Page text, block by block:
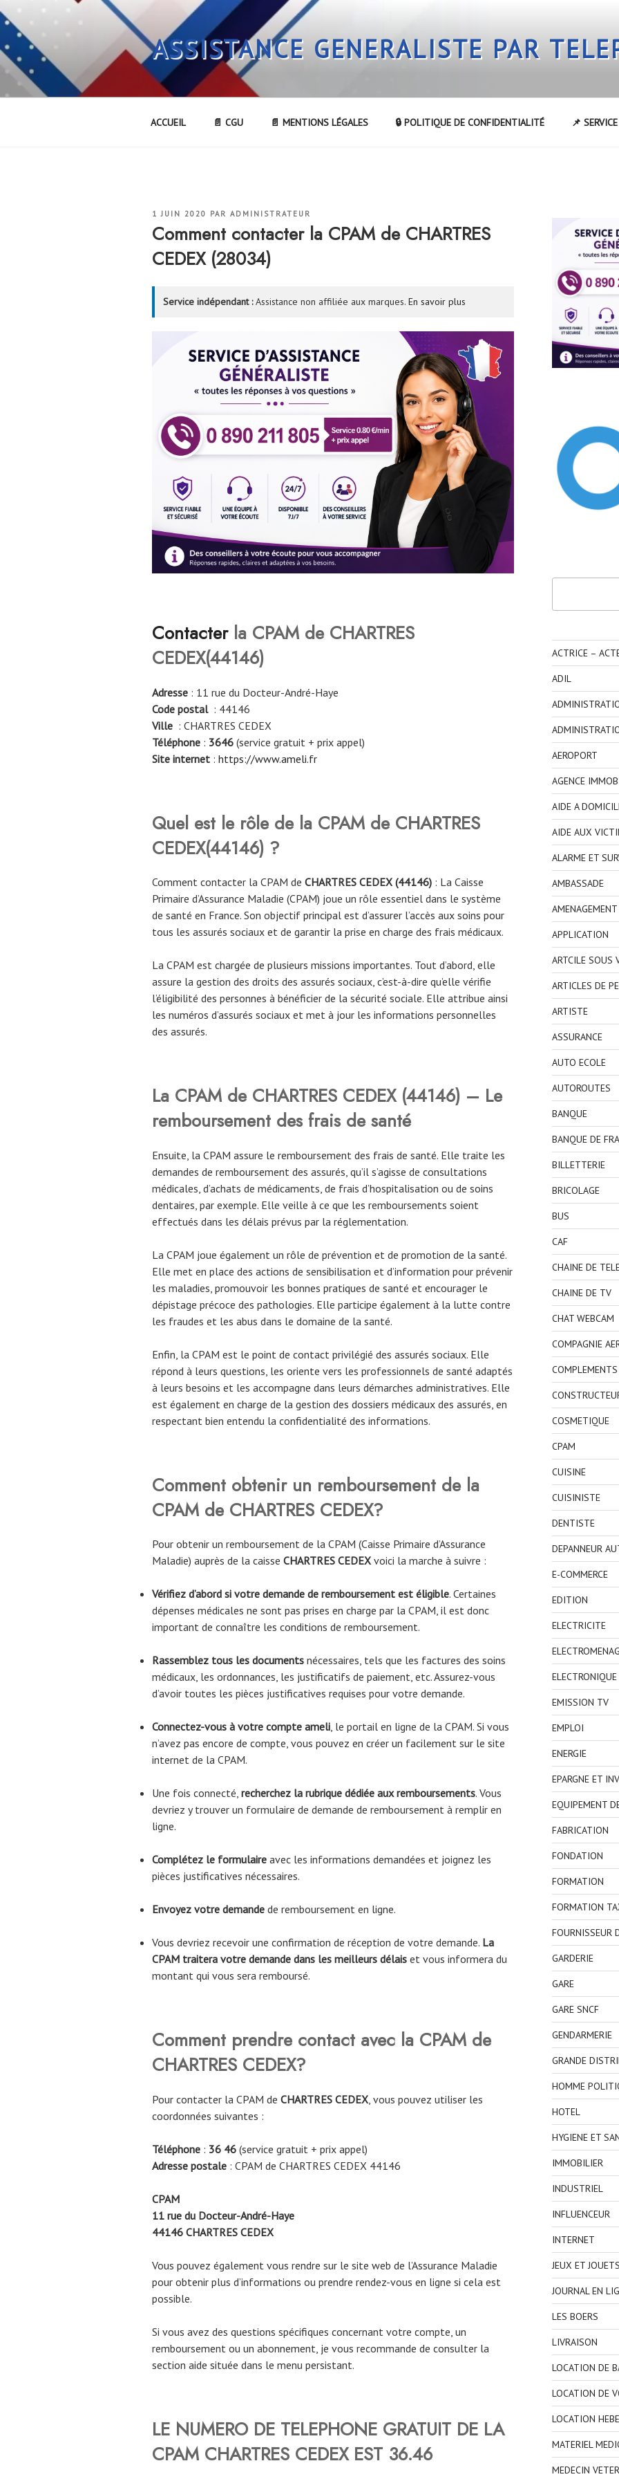
Aller
au
contenu
principal
ASSISTANCE GENERALISTE PAR
ACCUEIL 📄 CGU 📄 MENTIONS LÉGALES 🔒 POLITIQUE DE CONFIDENTIALITÉ 📌
PUBLIÉ
1 JUIN 2020 PAR ADMINISTRATEUR
Comment contacter la CPAM de CHARTRES
CEDEX (28034)
Service indépendant :Assistance non affiliée aux marques. En savoir plus
Contacterla CPAM de CHARTRES
CEDEX(44146)
Adresse : 11 rue du Docteur-André-Haye
Code postal: 44146
Ville : CHARTRES CEDEX
Téléphone : 3646 (service gratuit + prix appel)
Site internet : https://www.ameli.fr
Quel est le rôle de la CPAM de CHARTRES
CEDEX(44146) ?
Comment contacter la CPAM de CHARTRES CEDEX (44146) : La Caisse
Primaire d’Assurance Maladie (CPAM) joue un rôle essentiel dans le système
de santé en France. Son objectif principal est d’assurer l’accès aux soins pour
tous les assurés sociaux et de garantir la prise en charge des frais médicaux.
La CPAM est chargée de plusieurs missions importantes. Tout d’abord, elle
assure la gestion des droits des assurés sociaux, c’est-à-dire qu’elle vérifie
l’éligibilité des personnes à bénéficier de la sécurité sociale. Elle attribue ainsi
les numéros d’assurés sociaux et met à jour les informations personnelles
des assurés.
La CPAM de CHARTRES CEDEX (44146) – Le
remboursement des frais de santé
Ensuite, la CPAM assure le remboursement des frais de santé. Elle traite les
demandes de remboursement des assurés, qu’il s’agisse de consultations
médicales, d’achats de médicaments, de frais d’hospitalisation ou de soins
dentaires, par exemple. Elle veille à ce que les remboursements soient
effectués dans les délais prévus par la réglementation.
La CPAM joue également un rôle de prévention et de promotion de la santé.
Elle met en place des actions de sensibilisation et d’information pour prévenir
les maladies, promouvoir les bonnes pratiques de santé et encourager le
dépistage précoce des pathologies. Elle participe également à la lutte contre
les fraudes et les abus dans le domaine de la santé.
Enfin, la CPAM est le point de contact privilégié des assurés sociaux. Elle
répond à leurs questions, les oriente vers les professionnels de santé adaptés
à leurs besoins et les accompagne dans leurs démarches administratives. Elle
est également en charge de la gestion des dossiers médicaux des assurés, en
respectant bien entendu la confidentialité des informations.
Comment obtenir un remboursement de la
CPAM de CHARTRES CEDEX?
Pour obtenir un remboursement de la CPAM (Caisse Primaire d’Assurance
Maladie) auprès de la caisse CHARTRES CEDEX voici la marche à suivre :
Vérifiez d’abord si votre demande de remboursement est éligible. Certaines
dépenses médicales ne sont pas prises en charge par la CPAM, il est donc
important de connaître les conditions de remboursement.
Rassemblez tous les documents nécessaires, tels que les factures des soins
médicaux, les ordonnances, les justificatifs de paiement, etc. Assurez-vous
d’avoir toutes les pièces justificatives requises pour votre demande.
Connectez-vous à votre compte ameli, le portail en ligne de la CPAM. Si vous
n’avez pas encore de compte, vous pouvez en créer un facilement sur le site
internet de la CPAM.
Une fois connecté, recherchez la rubrique dédiée aux remboursements. Vous
devriez y trouver un formulaire de demande de remboursement à remplir en
ligne.
Complétez le formulaire avec les informations demandées et joignez les
pièces justificatives nécessaires.
Envoyez votre demande de remboursement en ligne.
Vous devriez recevoir une confirmation de réception de votre demande. La
CPAM traitera votre demande dans les meilleurs délais et vous informera du
montant qui vous sera remboursé.
Comment prendre contact avec la CPAM de
CHARTRES CEDEX?
Pour contacter la CPAM de CHARTRES CEDEX , vous pouvez utiliser les
coordonnées suivantes :
Téléphone : 36 46 (service gratuit + prix appel)
Adresse postale : CPAM de CHARTRES CEDEX 44146
CPAM
11 rue du Docteur-André-Haye
44146 CHARTRES CEDEX
Vous pouvez également vous rendre sur le site web de l’Assurance Maladie
pour obtenir plus d’informations ou prendre rendez-vous en ligne si cela est
possible.
Si vous avez des questions spécifiques concernant votre compte, un
remboursement ou un abonnement, je vous recommande de consulter la
section aide située dans le menu persistant.
LE NUMERO DE TELEPHONE GRATUIT DE LA
CPAM CHARTRES CEDEX EST 36.46
ACTRICE –
ADIL
AEROPORT
AGENCE
AIDE A
AIDE AUX
ALARME ET
AMBASSADE
APPLICATION
ARTCILE SOUS
ARTICLES DE
ARTISTE
ASSURANCE
AUTO ECOLE
AUTOROUTES
BANQUE
BANQUE DE
BILLETTERIE
BRICOLAGE
BUS
CAF
CHAINE DE
CHAINE DE TV
CHAT WEBCAM
COMPAGNIE
COSMETIQUE
CPAM
CUISINE
CUISINISTE
DENTISTE
DEPANNEUR
E-COMMERCE
EDITION
ELECTRICITE
EMISSION TV
EMPLOI
ENERGIE
EPARGNE ET
EQUIPEMENT
FABRICATION
FONDATION
FORMATION
FORMATION
FOURNISSEUR
GARDERIE
GARE
GARE SNCF
GENDARMERIE
GRANDE
HOMME
HOTEL
HYGIENE ET
IMMOBILIER
INDUSTRIEL
INFLUENCEUR
INTERNET
JEUX ET JOUETS
JOURNAL EN
LES BOERS
LIVRAISON
LOCATION DE
LOCATION DE
LOCATION
MATERIEL
MEDECIN